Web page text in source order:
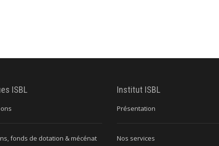
ISBL
fonds de dotation & mécénat
Institut ISBL
Présentation
Nos services